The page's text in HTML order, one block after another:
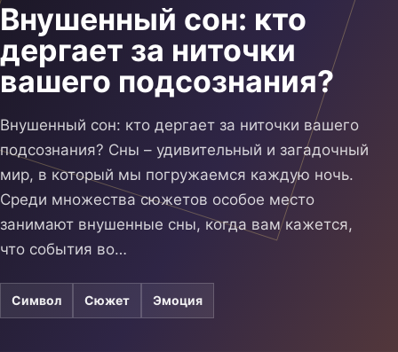
Внушенный сон: кто
дергает за ниточки
вашего подсознания?
Внушенный сон: кто дергает за ниточки вашего
подсознания? Сны – удивительный и загадочный
мир, в который мы погружаемся каждую ночь.
Среди множества сюжетов особое место
занимают внушенные сны, когда вам кажется,
что события во…
Символ Сюжет Эмоция